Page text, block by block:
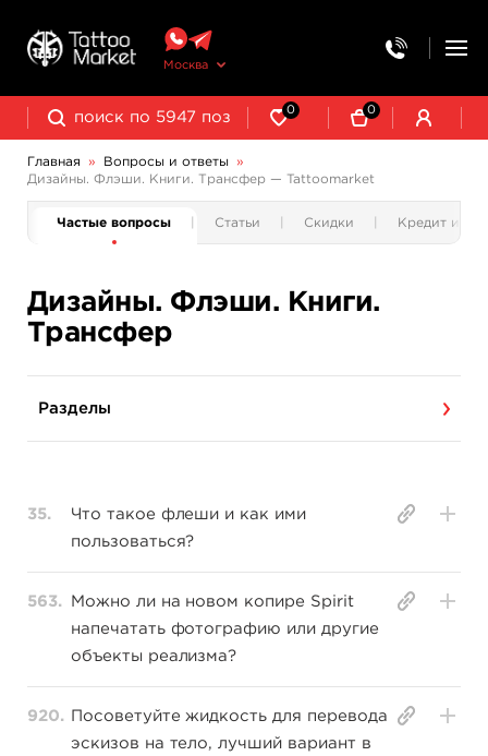
Москва
0 0
Главная » Вопросы и ответы
»
Дизайны. Флэши. Книги. Трансфер — Tattoomarket
Частые вопросы Статьи Скидки Кредит и
Дизайны. Флэши. Книги.
Трансфер
35.
Что такое флеши и как ими
пользоваться?
563.
Можно ли на новом копире Spirit
напечатать фотографию или другие
объекты реализма?
920.
Посоветуйте жидкость для перевода
эскизов на тело, лучший вариант в
Разделы